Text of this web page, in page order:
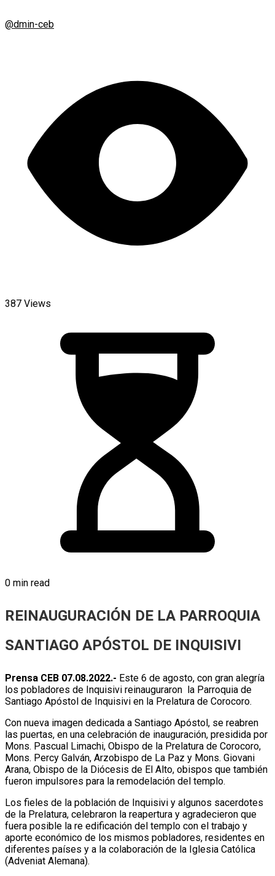
@dmin-ceb
387 Views
0 min read
REINAUGURACIÓN DE LA PARROQUIA
SANTIAGO APÓSTOL DE INQUISIVI
Prensa CEB 07.08.2022.- Este 6 de agosto, con gran alegría
los pobladores de Inquisivi reinauguraron la Parroquia de
Santiago Apóstol de Inquisivi en la Prelatura de Corocoro.
Con nueva imagen dedicada a Santiago Apóstol, se reabren
las puertas, en una celebración de inauguración, presidida por
Mons. Pascual Limachi, Obispo de la Prelatura de Corocoro,
Mons. Percy Galván, Arzobispo de La Paz y Mons. Giovani
Arana, Obispo de la Diócesis de El Alto, obispos que también
fueron impulsores para la remodelación del templo.
Los fieles de la población de Inquisivi y algunos sacerdotes
de la Prelatura, celebraron la reapertura y agradecieron que
fuera posible la re edificación del templo con el trabajo y
aporte económico de los mismos pobladores, residentes en
diferentes países y a la colaboración de la Iglesia Católica
(Adveniat Alemana).